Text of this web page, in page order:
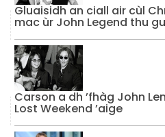
Gluaisidh an ciall air cùl
mac ùr John Legend thu
Carson a dh ’fhàg John
Lost Weekend ’aige